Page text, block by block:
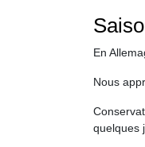
En
Nous
quelques